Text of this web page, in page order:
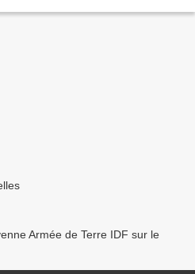
Armée de Terre IDF sur le